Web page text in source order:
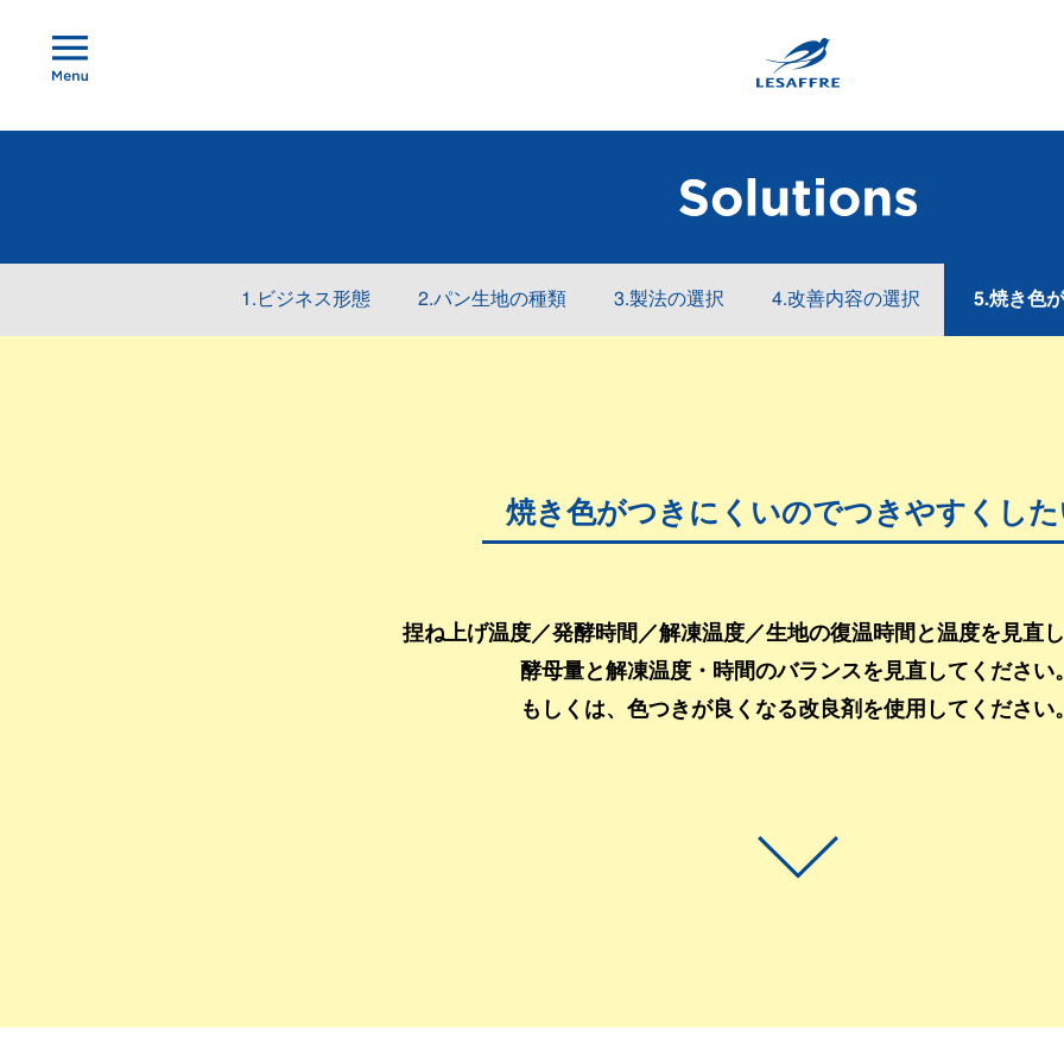
1.ビジネス形態 2.パン生地の種類 3.製法の選択 4.改善内容の選択 5.焼き色
焼き色がつきにくいのでつきやすくした
捏ね上げ温度／発酵時間／解凍温度／生地の復温時間と温度を見直し
酵母量と解凍温度・時間のバランスを見直してください。
もしくは、色つきが良くなる改良剤を使用してください。